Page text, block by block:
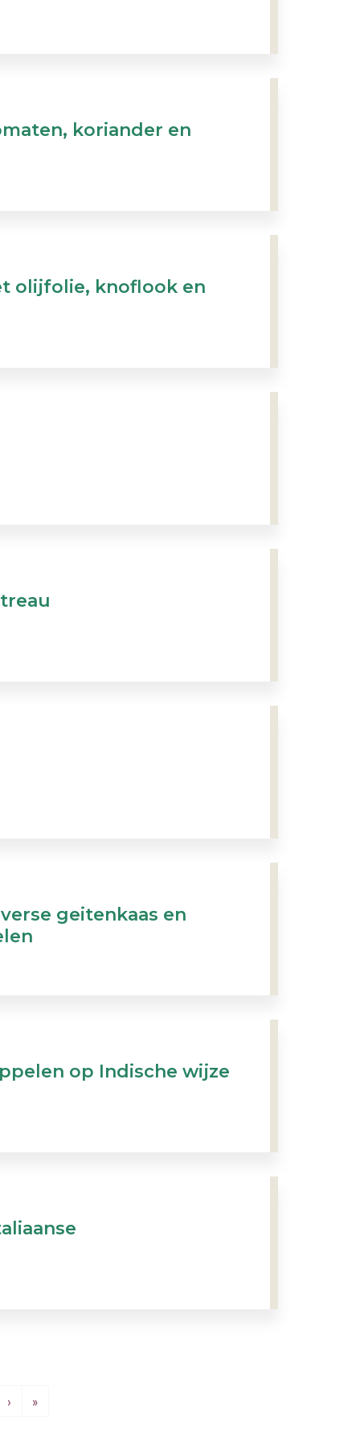
koriander en
olijfolie, knoflook en
geitenkaas en
op Indische wijze
› Volgende pagina
»